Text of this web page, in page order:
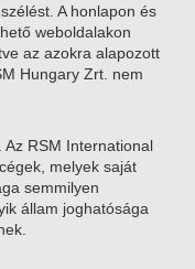
A honlapon és
weboldalakon
az azokra alapozott
Hungary Zrt. nem
RSM International
melyek saját
semmilyen
állam joghatósága